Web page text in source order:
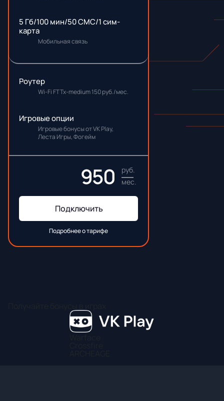
5 Гб/100 мин/50 СМС/1 сим-
карта
Мобильная связь
Роутер
Wi-Fi FTTx-medium 150 руб./мес.
Игровые опции
Игровые бонусы от VK Play,
Леста Игры, Фогейм
950
руб.
мес.
Подключить
Подробнее о тарифе